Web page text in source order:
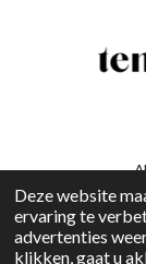
Deze website
ervaring te
advertenties
klikken, gaat u